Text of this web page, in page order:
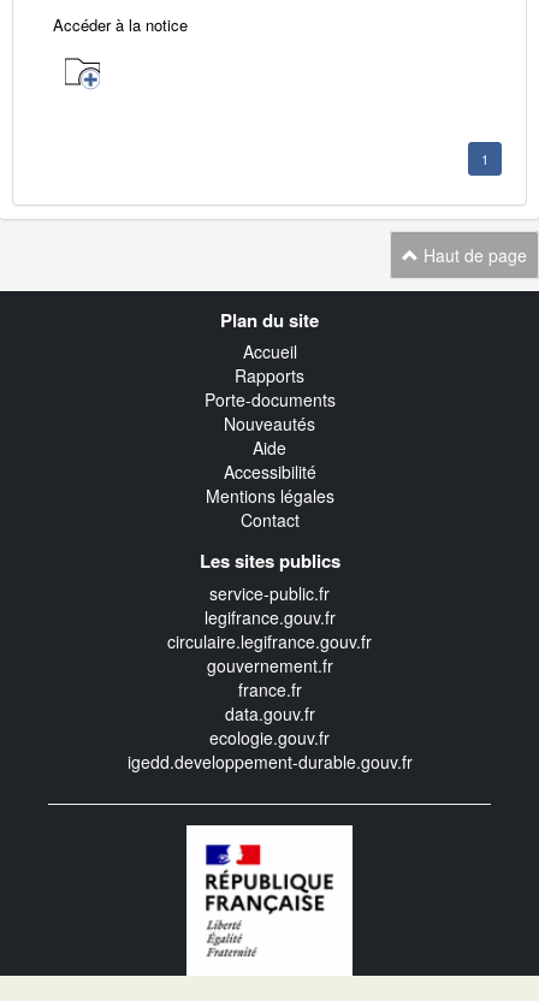
Accéder à la notice
1
Haut de page
Plan du site
Accueil
Rapports
Porte-documents
Nouveautés
Aide
Accessibilité
Mentions légales
Contact
Les sites publics
service-public.fr
legifrance.gouv.fr
circulaire.legifrance.gouv.fr
gouvernement.fr
france.fr
data.gouv.fr
ecologie.gouv.fr
igedd.developpement-durable.gouv.fr